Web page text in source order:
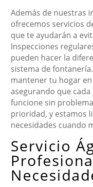
Además de nuestras
ofrecemos servicios
que te ayudarán a
Inspecciones
pueden hacer la
sistema de
mantener tu hogar
asegurando que
funcione sin
prioridad, y estamos
necesidades cuando
Servicio